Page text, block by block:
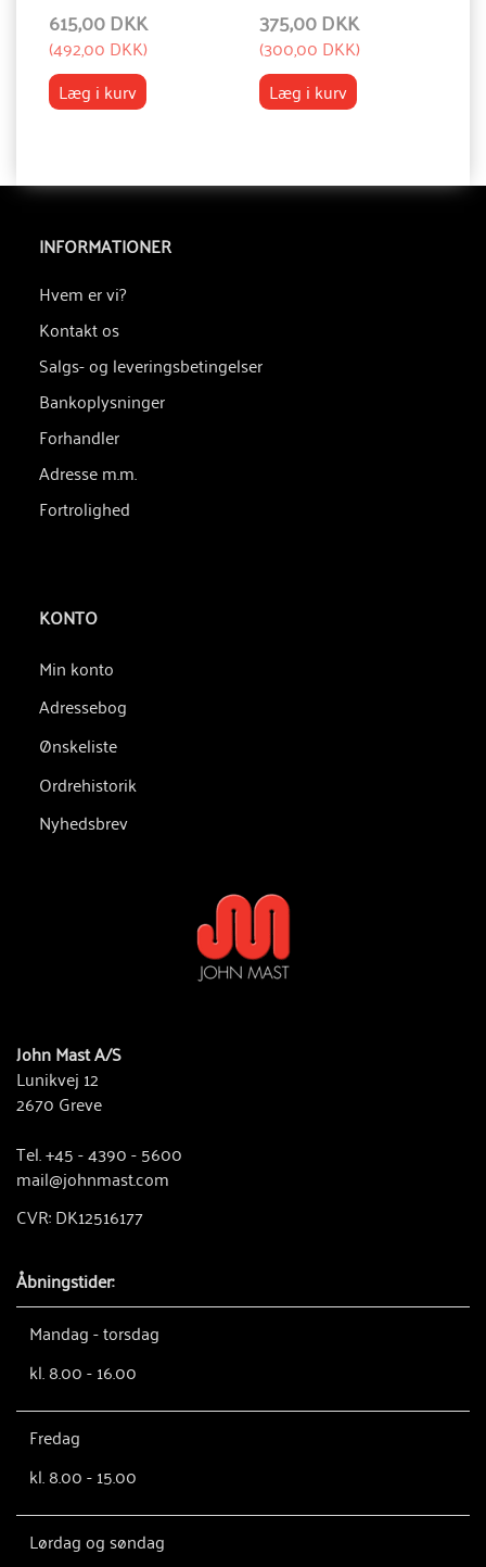
615,00 DKK
(492,00 DKK)
Læg i kurv
375,00 DKK
(300,00 DKK)
Læg i kurv
INFORMATIONER
Hvem er vi?
Kontakt os
Salgs- og leveringsbetingelser
Bankoplysninger
Forhandler
Adresse m.m.
Fortrolighed
KONTO
Min konto
Adressebog
Ønskeliste
Ordrehistorik
Nyhedsbrev
John Mast A/S
Lunikvej 12
2670 Greve
Tel. +45 - 4390 - 5600
mail@johnmast.com
CVR: DK12516177
Åbningstider:
Mandag - torsdag
kl. 8.00 - 16.00
Fredag
kl. 8.00 - 15.00
Lørdag og søndag